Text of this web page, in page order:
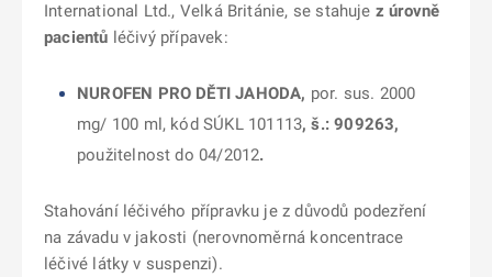
International Ltd., Velká Británie, se stahuje z úrovně
pacientů léčivý přípavek:
NUROFEN PRO DĚTI JAHODA, por. sus. 2000
mg/ 100 ml, kód SÚKL 101113, š.: 909263,
použitelnost do 04/2012.
Stahování léčivého přípravku je z důvodů podezření
na závadu v jakosti (nerovnoměrná koncentrace
léčivé látky v suspenzi).